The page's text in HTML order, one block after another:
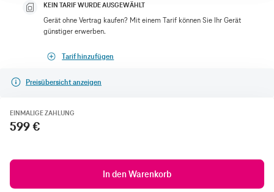
KEIN TARIF WURDE AUSGEWÄHLT
Gerät ohne Vertrag kaufen? Mit einem Tarif können Sie Ihr Gerät
günstiger erwerben.
Tarif hinzufügen
Preisübersicht anzeigen
EINMALIGE ZAHLUNG
599 €
In den Warenkorb